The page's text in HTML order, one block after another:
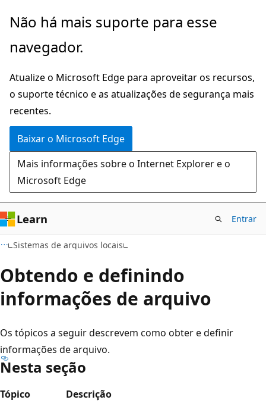
Pular
o
principal
Não há mais suporte para esse
navegador.
Atualize o Microsoft Edge para aproveitar os recursos,
o suporte técnico e as atualizações de segurança mais
recentes.
Baixar o Microsoft Edge
Mais informações sobre o Internet Explorer e o
Microsoft Edge
Learn Entrar
Sistemas de arquivos locais
Obtendo e definindo
informações de arquivo
Os tópicos a seguir descrevem como obter e definir
informações de arquivo.
Nesta seção
Tópico
Descrição